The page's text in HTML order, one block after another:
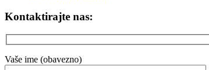
Kontaktirajte nas:
Vaše ime (obavezno)